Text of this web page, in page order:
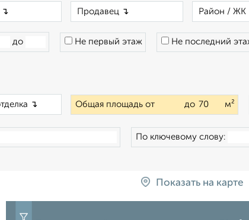
до Не первый этаж Не последний
Общая площадь от до м²
По ключевому слову:
Показать на карте